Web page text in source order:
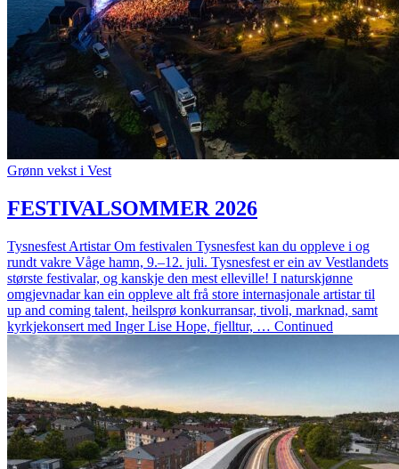
Grønn vekst i Vest
FESTIVALSOMMER 2026
Tysnesfest Artistar Om festivalen Tysnesfest kan du oppleve i og
rundt vakre Våge hamn, 9.–12. juli. Tysnesfest er ein av Vestlandets
største festivalar, og kanskje den mest elleville! I naturskjønne
omgjevnadar kan ein oppleve alt frå store internasjonale artistar til
up and coming talent, heilsprø konkurransar, tivoli, marknad, samt
kyrkjekonsert med Inger Lise Hope, fjelltur, … Continued